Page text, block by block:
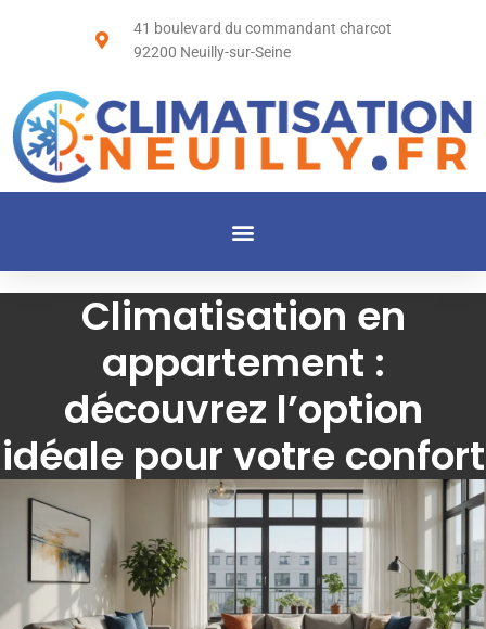
41 boulevard du commandant charcot
92200 Neuilly-sur-Seine
Climatisation en
appartement :
découvrez l’option
idéale pour votre confort